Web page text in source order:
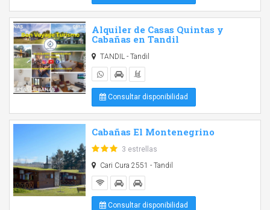
Alquiler de Casas Quintas y
Cabañas en Tandil
TANDIL - Tandil
Consultar disponibilidad
Cabañas El Montenegrino
3 estrellas
Cari Cura 2551 - Tandil
Consultar disponibilidad